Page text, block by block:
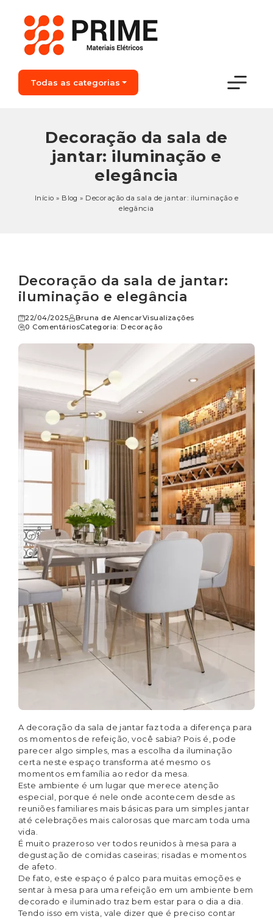
Todas as categorias
Decoração da sala de
jantar: iluminação e
elegância
Início » Blog » Decoração da sala de jantar: iluminação e
elegância
Decoração da sala de jantar:
iluminação e elegância
22/04/2025 Bruna de AlencarVisualizações
0 ComentáriosCategoria:Decoração
A decoração da sala de jantar faz toda a diferença para
os momentos de refeição, você sabia? Pois é, pode
parecer algo simples, mas a escolha da iluminação
certa neste espaço transforma até mesmo os
momentos em família ao redor da mesa.
Este ambiente é um lugar que merece atenção
especial, porque é nele onde acontecem desde as
reuniões familiares mais básicas para um simples jantar
até celebrações mais calorosas que marcam toda uma
vida.
É muito prazeroso ver todos reunidos à mesa para a
degustação de comidas caseiras; risadas e momentos
de afeto.
De fato, este espaço é palco para muitas emoções e
sentar à mesa para uma refeição em um ambiente bem
decorado e iluminado traz bem estar para o dia a dia.
Tendo isso em vista, vale dizer que é preciso contar